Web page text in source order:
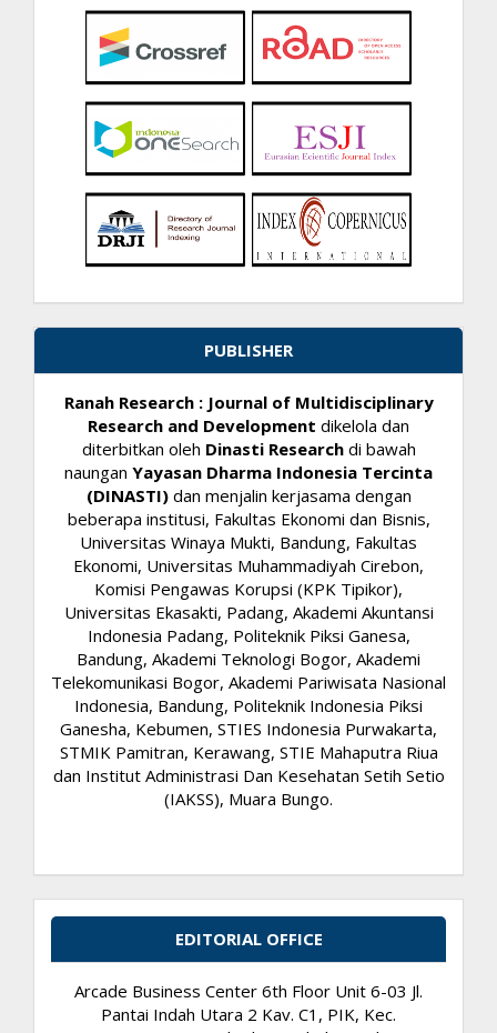
PUBLISHER
Ranah Research : Journal of Multidisciplinary
Research and Development dikelola dan
diterbitkan oleh Dinasti Research di bawah
naungan Yayasan Dharma Indonesia Tercinta
(DINASTI)dan menjalin kerjasama dengan
beberapa institusi, Fakultas Ekonomi dan Bisnis,
Universitas Winaya Mukti, Bandung, Fakultas
Ekonomi, Universitas Muhammadiyah Cirebon,
Komisi Pengawas Korupsi (KPK Tipikor),
Universitas Ekasakti, Padang, Akademi Akuntansi
Indonesia Padang, Politeknik Piksi Ganesa,
Bandung, Akademi Teknologi Bogor, Akademi
Telekomunikasi Bogor, Akademi Pariwisata Nasional
Indonesia, Bandung, Politeknik Indonesia Piksi
Ganesha, Kebumen, STIES Indonesia Purwakarta,
STMIK Pamitran, Kerawang, STIE Mahaputra Riua
dan Institut Administrasi Dan Kesehatan Setih Setio
(IAKSS), Muara Bungo.
EDITORIAL OFFICE
Arcade Business Center 6th Floor Unit 6-03 Jl.
Pantai Indah Utara 2 Kav. C1, PIK, Kec.